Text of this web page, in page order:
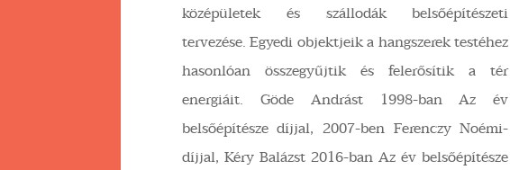
középületek és szállodák belsőépítészeti
tervezése. Egyedi objektjeik a hangszerek testéhez
hasonlóan összegyűjtik és felerősítik a tér
energiáit. Göde Andrást 1998-ban Az év
belsőépítésze díjjal, 2007-ben Ferenczy Noémi-
díjjal, Kéry Balázst 2016-ban Az év belsőépítésze